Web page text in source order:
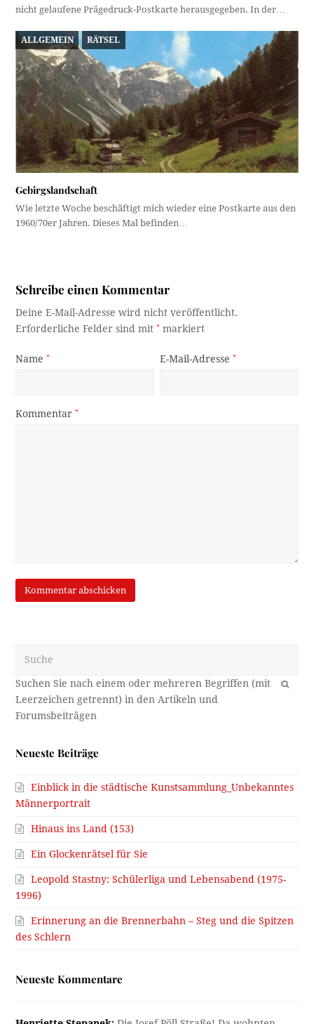
nicht gelaufene Prägedruck-Postkarte herausgegeben. In der…
ALLGEMEIN RÄTSEL
Gebirgslandschaft
Wie letzte Woche beschäftigt mich wieder eine Postkarte aus den
1960/70er Jahren. Dieses Mal befinden…
Schreibe einen Kommentar
Deine E-Mail-Adresse wird nicht veröffentlicht.
Erforderliche Felder sind mit* markiert
Name* E-Mail-Adresse*
Kommentar*
OK
Neueste Beiträge
Einblick in die städtische Kunstsammlung_Unbekanntes
Männerportrait
Hinaus ins Land (153)
Ein Glockenrätsel für Sie
Leopold Stastny: Schülerliga und Lebensabend (1975-
1996)
Erinnerung an die Brennerbahn – Steg und die Spitzen
des Schlern
Neueste Kommentare